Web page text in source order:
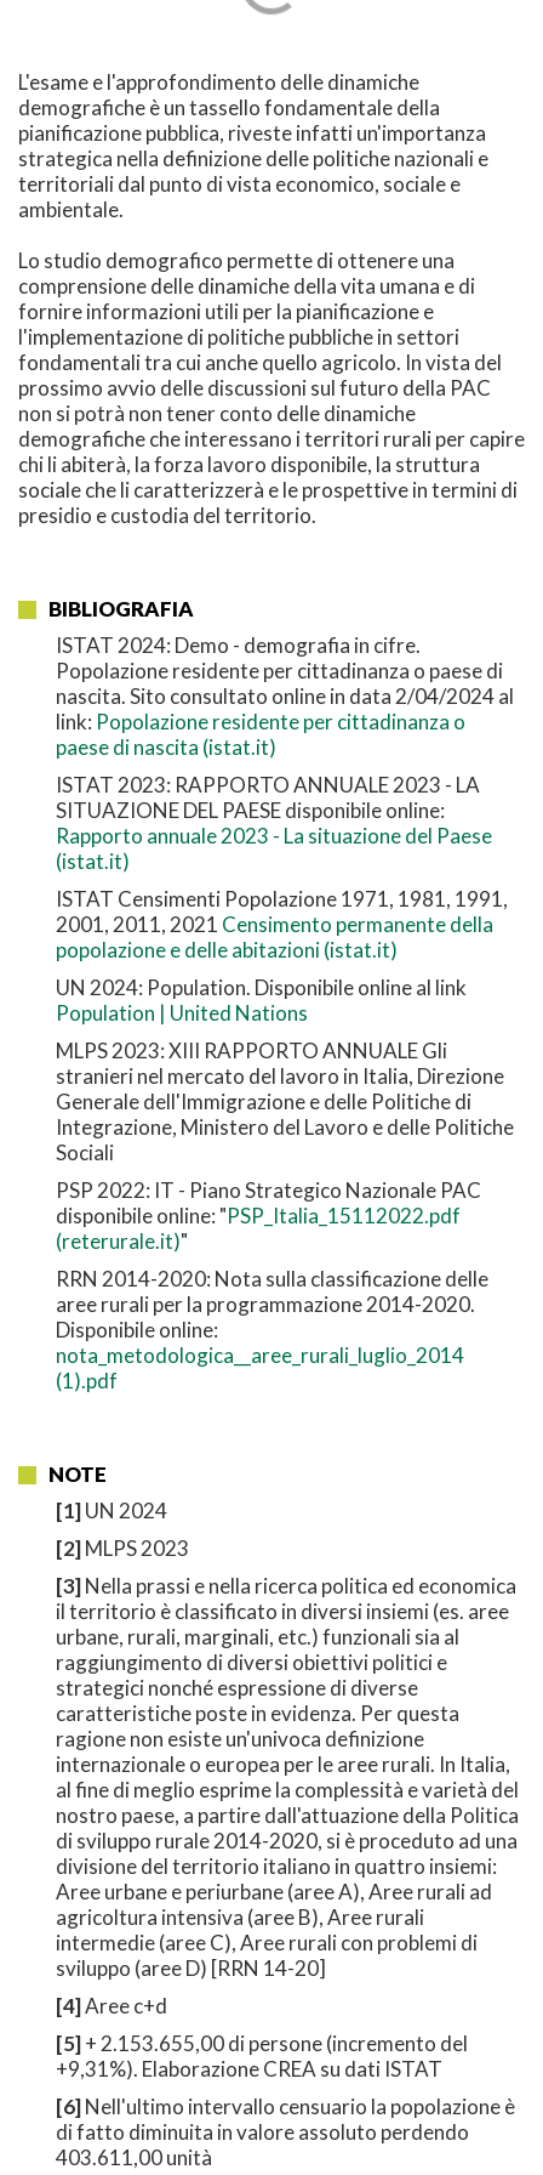
L'esame e l'approfondimento delle dinamiche
demografiche è un tassello fondamentale della
pianificazione pubblica, riveste infatti un'importanza
strategica nella definizione delle politiche nazionali e
territoriali dal punto di vista economico, sociale e
ambientale.
Lo studio demografico permette di ottenere una
comprensione delle dinamiche della vita umana e di
fornire informazioni utili per la pianificazione e
l'implementazione di politiche pubbliche in settori
fondamentali tra cui anche quello agricolo. In vista del
prossimo avvio delle discussioni sul futuro della PAC
non si potrà non tener conto delle dinamiche
demografiche che interessano i territori rurali per capire
chi li abiterà, la forza lavoro disponibile, la struttura
sociale che li caratterizzerà e le prospettive in termini di
presidio e custodia del territorio.
BIBLIOGRAFIA
ISTAT 2024: Demo - demografia in cifre.
Popolazione residente per cittadinanza o paese di
nascita. Sito consultato online in data 2/04/2024 al
link: Popolazione residente per cittadinanza o
paese di nascita (istat.it)
ISTAT 2023: RAPPORTO ANNUALE 2023 - LA
SITUAZIONE DEL PAESE disponibile online:
Rapporto annuale 2023 - La situazione del Paese
(istat.it)
ISTAT Censimenti Popolazione 1971, 1981, 1991,
2001, 2011, 2021 Censimento permanente della
popolazione e delle abitazioni (istat.it)
UN 2024: Population. Disponibile online al link
Population | United Nations
MLPS 2023: XIII RAPPORTO ANNUALE Gli
stranieri nel mercato del lavoro in Italia, Direzione
Generale dell'Immigrazione e delle Politiche di
Integrazione, Ministero del Lavoro e delle Politiche
Sociali
PSP 2022: IT - Piano Strategico Nazionale PAC
disponibile online: "PSP_Italia_15112022.pdf
(reterurale.it)"
RRN 2014-2020: Nota sulla classificazione delle
aree rurali per la programmazione 2014-2020.
Disponibile online:
nota_metodologica__aree_rurali_luglio_2014
(1).pdf
NOTE
[1]UN 2024
[2]MLPS 2023
[3]Nella prassi e nella ricerca politica ed economica
il territorio è classificato in diversi insiemi (es. aree
urbane, rurali, marginali, etc.) funzionali sia al
raggiungimento di diversi obiettivi politici e
strategici nonché espressione di diverse
caratteristiche poste in evidenza. Per questa
ragione non esiste un'univoca definizione
internazionale o europea per le aree rurali. In Italia,
al fine di meglio esprime la complessità e varietà del
nostro paese, a partire dall'attuazione della Politica
di sviluppo rurale 2014-2020, si è proceduto ad una
divisione del territorio italiano in quattro insiemi:
Aree urbane e periurbane (aree A), Aree rurali ad
agricoltura intensiva (aree B), Aree rurali
intermedie (aree C), Aree rurali con problemi di
sviluppo (aree D) [RRN 14-20]
[4]Aree c+d
[5]+ 2.153.655,00 di persone (incremento del
+9,31%). Elaborazione CREA su dati ISTAT
[6]Nell'ultimo intervallo censuario la popolazione è
di fatto diminuita in valore assoluto perdendo
403.611,00 unità